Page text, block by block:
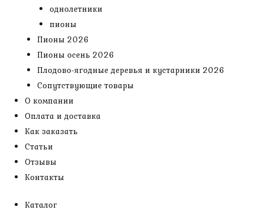
однолетники
пионы
Пионы 2026
Пионы осень 2026
Плодово-ягодные деревья и кустарники 2026
Сопутствующие товары
О компании
Оплата и доставка
Как заказать
Статьи
Отзывы
Контакты
Каталог